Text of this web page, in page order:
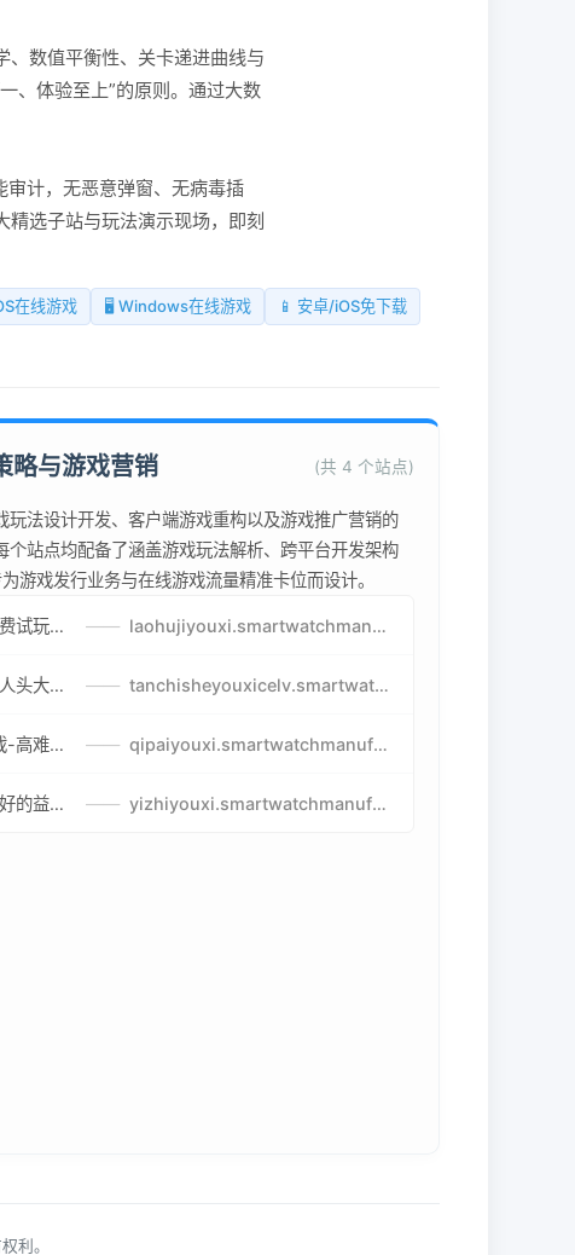
数值平衡性、关卡递进曲线与
、体验至上”的原则。通过大数
计，无恶意弹窗、无病毒插
精选子站与玩法演示现场，即刻
在线游戏 🖥️ Windows在线游戏
📱 安卓/iOS免下载
略与游戏营销 (共 4 个站点)
玩法设计开发、客户端游戏重构以及游戏推广营销的
个站点均配备了涵盖游戏玩法解析、跨平台开发架构
游戏发行业务与在线游戏流量精准卡位而设计。
老虎机游戏攻略-免费试玩的老虎机游戏-老虎机游戏币兑换方式 —— laohujiyouxi.smartwatchmanufacturer.cn
贪吃蛇游戏策略-让人头大的贪吃蛇游戏-贪吃蛇游戏攻略指南 —— tanchisheyouxicelv.smartwatchmanufacturer.cn
比较好玩的棋牌游戏-高难度棋牌游戏-棋牌游戏到底怎么玩 —— qipaiyouxi.smartwatchmanufacturer.cn
益智游戏免费玩-最好的益智游戏-有趣的益智游戏策略 —— yizhiyouxi.smartwatchmanufacturer.cn
利。